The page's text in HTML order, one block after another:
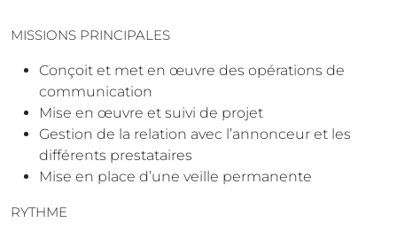
MISSIONS PRINCIPALES
Conçoit et met en œuvre des opérations de
communication
Mise en œuvre et suivi de projet
Gestion de la relation avec l’annonceur et les
différents prestataires
Mise en place d’une veille permanente
RYTHME